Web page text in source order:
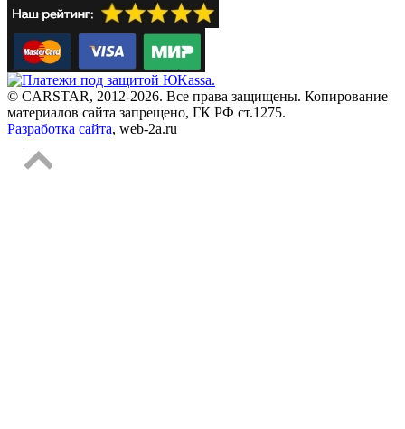
© CARSTAR, 2012-2026. Все права защищены. Копирование
материалов сайта запрещено, ГК РФ ст.1275.
Разработка сайта, web-2a.ru